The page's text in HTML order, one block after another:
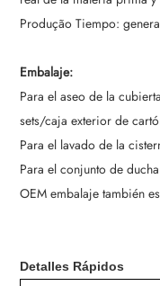
Produção Tiempo:
Embalaje:
Para el aseo de la
sets/caja exterior de
Para el lavado de la
Para el conjunto de
OEM embalaje también
Detalles Rápidos